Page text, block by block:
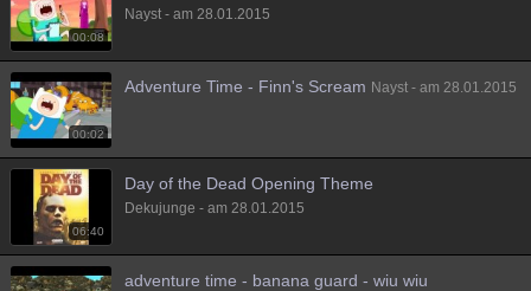
00:08
Nayst - am 28.01.2015
00:02
Adventure Time - Finn's Scream Nayst - am 28.01.2015
06:40
Day of the Dead Opening Theme
Dekujunge - am 28.01.2015
adventure time - banana guard - wiu wiu